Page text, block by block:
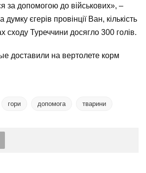
за допомогою до військових», –
думку єгерів провінції Ван, кількість
сходу Туреччини досягло 300 голів.
гори допомога тварини